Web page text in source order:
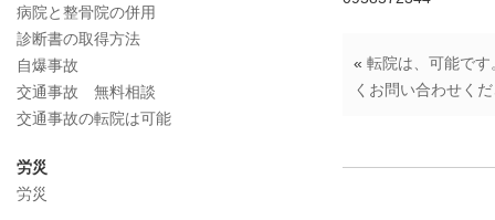
« 転院は、可能で
くお問い合わせく
病院と整骨院の併用
診断書の取得方法
自爆事故
交通事故 無料相談
交通事故の転院は可能
労災
労災